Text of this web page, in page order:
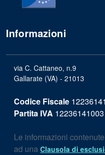
Informazioni
via C. Cattaneo, n.9
Gallarate (VA) - 21013
Codice Fiscale
Partita IVA 12236141003
Le informazioni
ad una Clausola di